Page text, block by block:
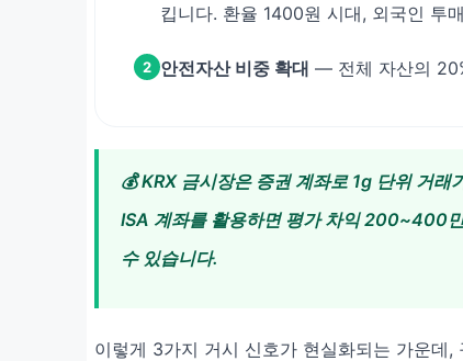
킵니다. 환율 1400원 시대, 외국인 투
2 안전자산 비중 확대 — 전체 자산의
💰 KRX 금시장은 증권 계좌로 1g 단위 거
ISA 계좌를 활용하면 평가 차익 200~400
수 있습니다.
이렇게 3가지 거시 신호가 현실화되는 가운데